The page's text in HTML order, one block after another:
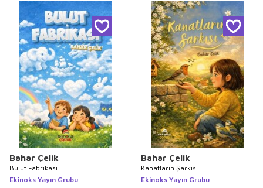
Bahar Çelik
Bulut Fabrikası
Ekinoks Yayın Grubu
Bahar Çelik
Kanatların Şarkısı
Ekinoks Yayın Grubu